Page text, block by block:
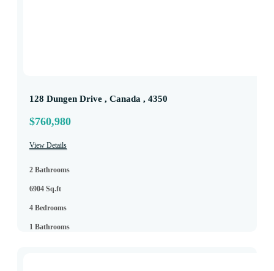
128 Dungen Drive , Canada , 4350
$760,980
View Details
2 Bathrooms
6904 Sq.ft
4 Bedrooms
1 Bathrooms